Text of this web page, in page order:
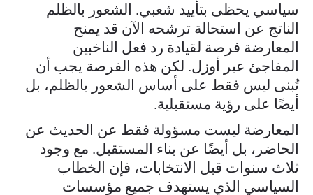
سياسي يحظى بتأييد شعبي. الشعور بالظلم
الناتج عن استحالة ترشحه الآن قد يمنح
المعارضة فرصة لقيادة رد فعل الناخبين
المفاجئ عبر أوزل. لكن هذه الفرصة يجب أن
تُبنى ليس فقط على أساس الشعور بالظلم، بل
أيضًا على رؤية مستقبلية.
المعارضة ليست مسؤولة فقط عن الحديث عن
الحاضر، بل أيضًا عن بناء المستقبل. مع وجود
ثلاث سنوات قبل الانتخابات، فإن الخطاب
السياسي الذي يستهدف جميع مؤسسات